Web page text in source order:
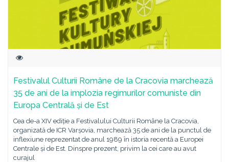
Festivalul Culturii Române de la Cracovia marchează
35 de ani de la implozia regimurilor comuniste din
Europa Centrală și de Est
Cea de-a XIV ediție a Festivalului Culturii Române la Cracovia,
organizată de ICR Varșovia, marchează 35 de ani de la punctul de
inflexiune reprezentat de anul 1989 în istoria recentă a Europei
Centrale și de Est. Dinspre prezent, privim la cei care au avut
curajul